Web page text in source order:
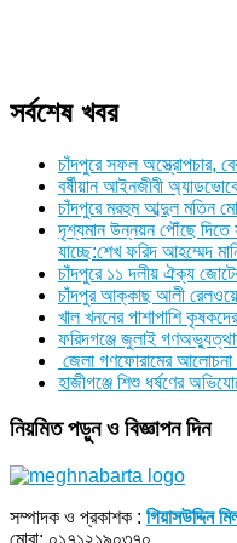
সর্বশেষ খবর
চাঁদপুরে সফল অস্ত্রোপচার,
বর্ষীয়ান আইনজীবী
চাঁদপুরে মরহুম আব্দুল মতিন
দৃশ্যমান উন্নয়ন পৌঁছে
যাচ্ছে:শেখ ফরিদ আহম্মেদ
চাঁদপুরে ১১ দলীয় ঐক্য
চাঁদপুর আক্কাছ আলী রেলওয়ে
খাল খননের পাশাপাশি
ফরিদগঞ্জে জুলাই গণঅভ্যুত্থান
জেলা গণফোরামের আলোচনা
হাজীগঞ্জে শিশু ধর্ষণের
নিয়মিত পড়ুন ও বিজ্ঞাপন দিন
সম্পাদক ও প্রকাশক : গিয়াসউদ্দিন